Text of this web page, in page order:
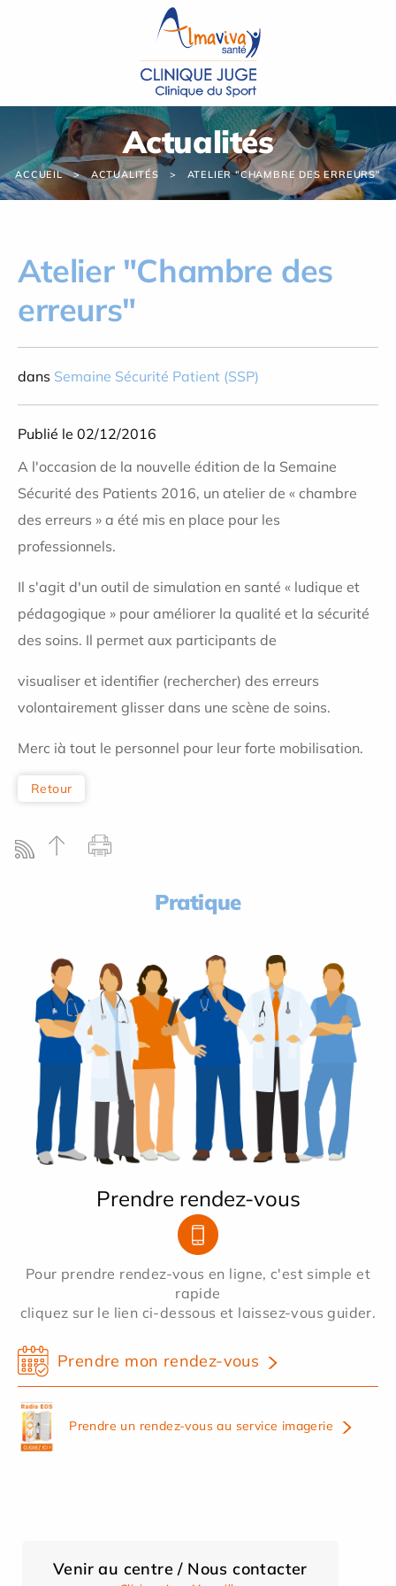
Actualités
ACCUEIL ACTUALITÉS ATELIER "CHAMBRE DES ERREURS"
Atelier "Chambre des
erreurs"
dans Semaine Sécurité Patient (SSP)
Publié le 02/12/2016
A l'occasion de la nouvelle édition de la Semaine
Sécurité des Patients 2016, un atelier de « chambre
des erreurs » a été mis en place pour les
professionnels.
Il s'agit d'un outil de simulation en santé « ludique et
pédagogique » pour améliorer la qualité et la sécurité
des soins. Il permet aux participants de
visualiser et identifier (rechercher) des erreurs
volontairement glisser dans une scène de soins.
Merc ià tout le personnel pour leur forte mobilisation.
Retour
Pratique
Prendre rendez-vous
Pour prendre rendez-vous en ligne, c'est simple et
rapide
cliquez sur le lien ci-dessous et laissez-vous guider.
Prendre mon rendez-vous
Prendre un rendez-vous au service imagerie
Venir au centre / Nous contacter
Panneau de gestion des cookies